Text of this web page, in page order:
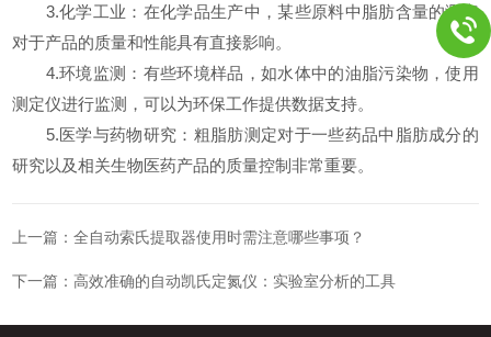
3.化学工业：在化学品生产中，某些原料中脂肪含量的测定
对于产品的质量和性能具有直接影响。
4.环境监测：有些环境样品，如水体中的油脂污染物，使用
测定仪进行监测，可以为环保工作提供数据支持。
5.医学与药物研究：粗脂肪测定对于一些药品中脂肪成分的
研究以及相关生物医药产品的质量控制非常重要。
上一篇：全自动索氏提取器使用时需注意哪些事项？
下一篇：高效准确的自动凯氏定氮仪：实验室分析的工具